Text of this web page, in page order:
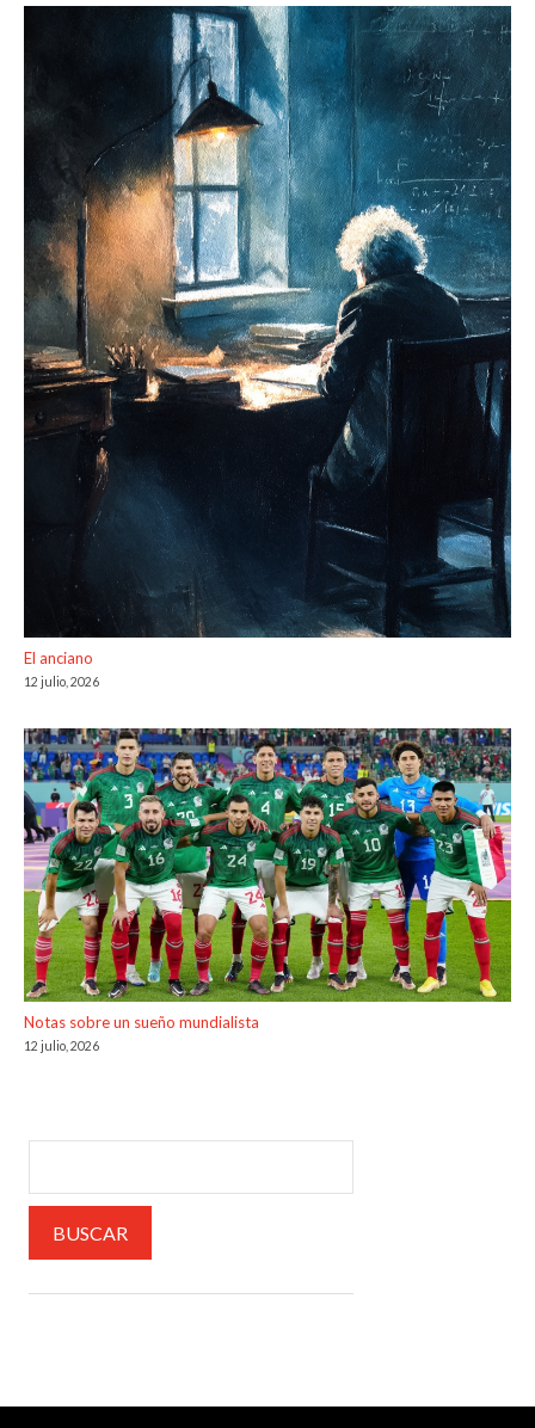
El anciano
12 julio, 2026
Notas sobre un sueño mundialista
12 julio, 2026